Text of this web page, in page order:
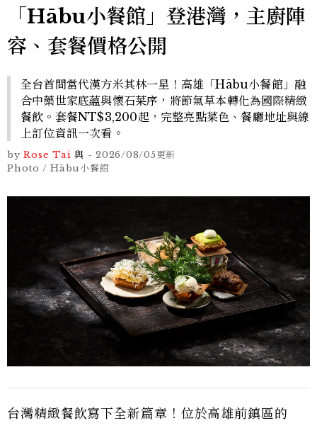
「Hābu小餐館」登港灣，主廚陣
容、套餐價格公開
全台首間當代漢方米其林一星！高雄「Hābu小餐館」融
合中藥世家底蘊與懷石菜序，將節氣草本轉化為國際精緻
餐飲。套餐NT$3,200起，完整亮點菜色、餐廳地址與線
上訂位資訊一次看。
by Rose Tai 與 - 2026/08/05更新
Photo / Hābu小餐館
台灣精緻餐飲寫下全新篇章！位於高雄前鎮區的